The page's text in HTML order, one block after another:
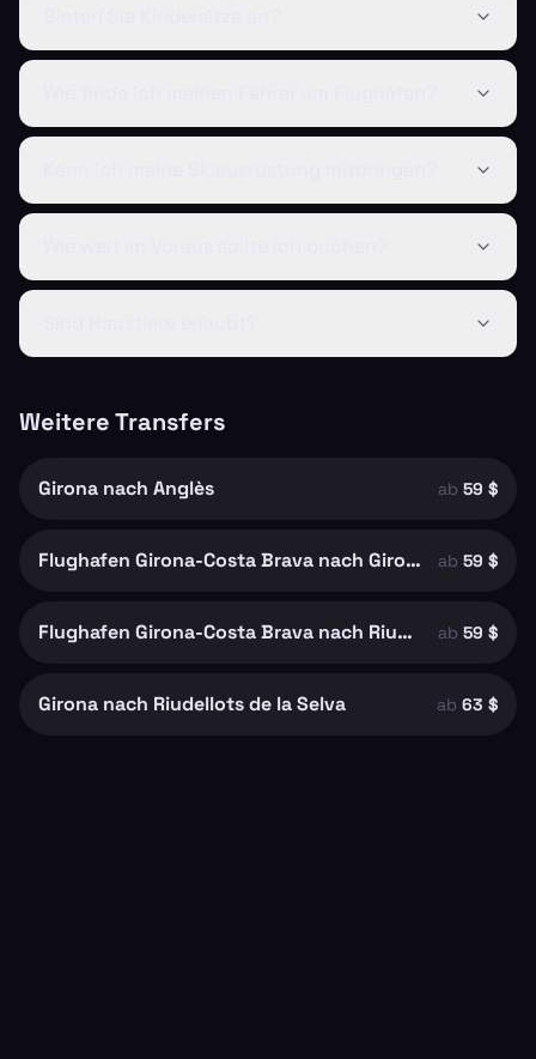
Weitere Transfers
Girona nach Anglès ab 59 $
Flughafen Girona-Costa Brava nach Girona ab 59 $
Flughafen Girona-Costa Brava nach Riudellots de la Selva ab 59 $
Girona nach Riudellots de la Selva ab 63 $